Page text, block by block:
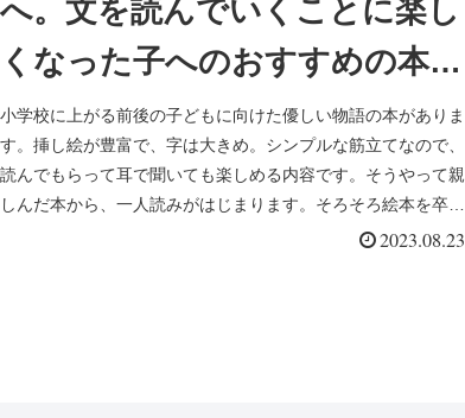
へ。文を読んでいくことに楽し
くなった子へのおすすめの本
（４・５歳～小学生向け）
小学校に上がる前後の子どもに向けた優しい物語の本がありま
す。挿し絵が豊富で、字は大きめ。シンプルな筋立てなので、
読んでもらって耳で聞いても楽しめる内容です。そうやって親
しんだ本から、一人読みがはじまります。そろそろ絵本を卒業
2023.08.23